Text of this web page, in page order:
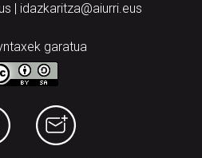
| idazkaritza@aiurri.eus
garatua